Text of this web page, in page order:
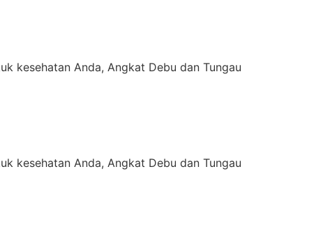
kesehatan Anda, Angkat Debu dan Tungau
kesehatan Anda, Angkat Debu dan Tungau